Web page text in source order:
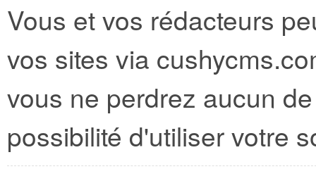
Vous et vos rédacteurs
vos sites via
vous ne perdrez aucun
possibilité d'utiliser votre